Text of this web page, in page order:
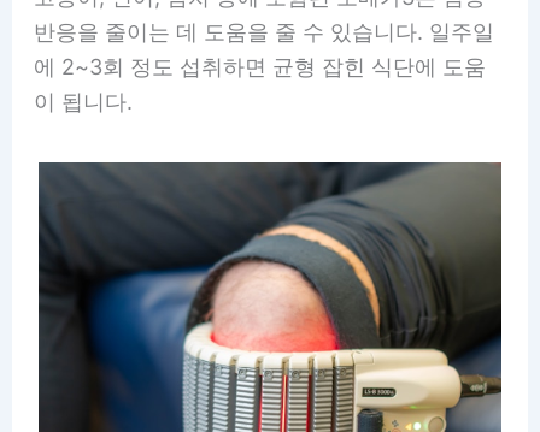
반응을 줄이는 데 도움을 줄 수 있습니다. 일주일
에 2~3회 정도 섭취하면 균형 잡힌 식단에 도움
이 됩니다.